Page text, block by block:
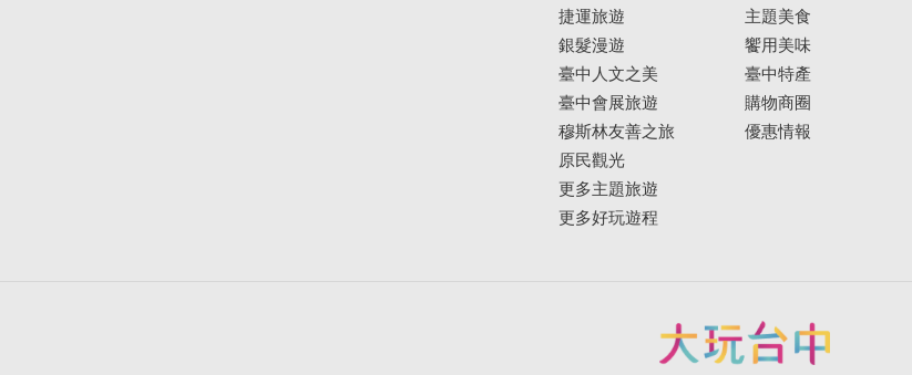
捷運旅遊
銀髮漫遊
臺中人文之美
臺中會展旅遊
穆斯林友善之旅
原民觀光
更多主題旅遊
更多好玩遊程
主題美食
饗用美味
臺中特產
購物商圈
優惠情報